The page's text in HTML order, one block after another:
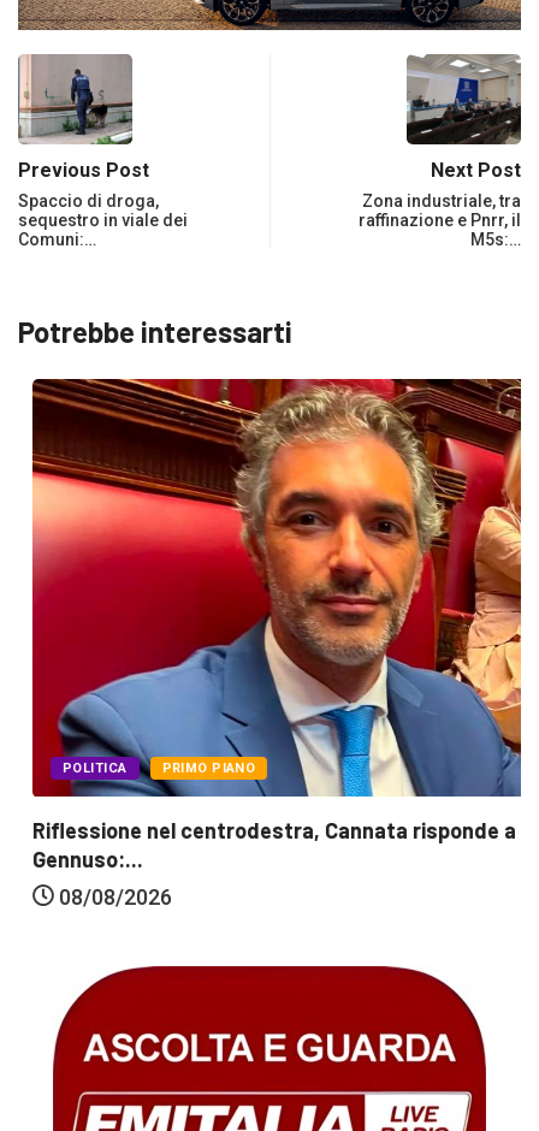
Previous Post
Spaccio di droga,
sequestro in viale dei
Comuni:…
Next Post
Zona industriale, tra
raffinazione e Pnrr, il
M5s:…
Potrebbe interessarti
POLITICA PRIMO PIANO
Riflessione nel centrodestra, Cannata risponde a
Gennuso:...
08/08/2026